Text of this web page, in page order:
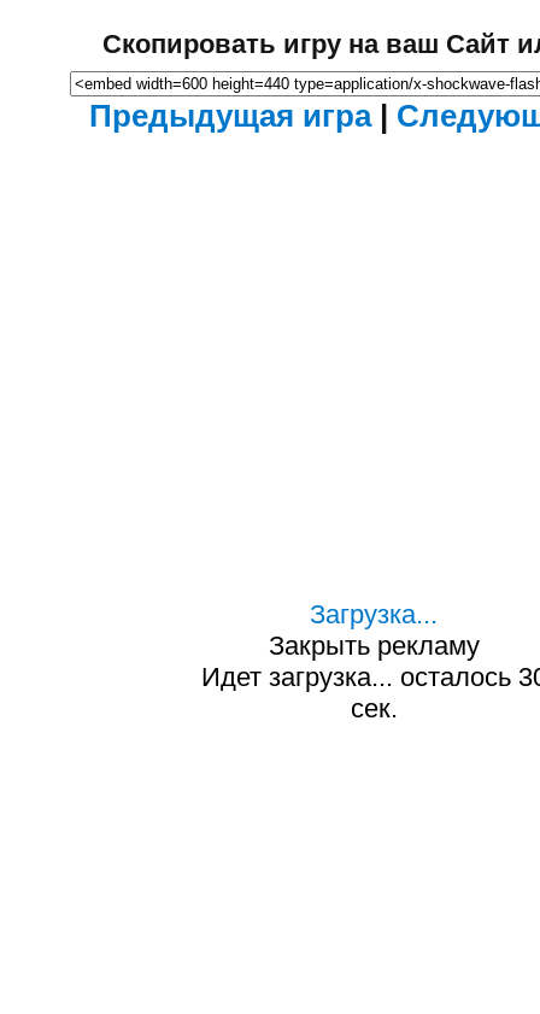
Загрузка...
Закрыть рекламу
Идет загрузка... осталось
сек.
Скопировать игру на ваш Сайт
Предыдущая игра|